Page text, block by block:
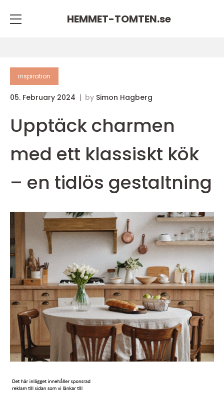
HEMMET-TOMTEN.se
inspiration
05. February 2024 by Simon Hagberg
Upptäck charmen
med ett klassiskt kök
– en tidlös gestaltning